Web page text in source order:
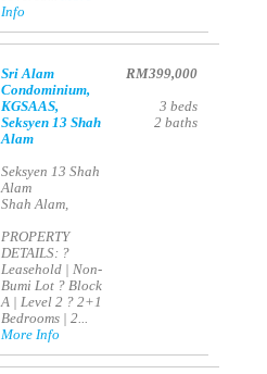
Info
Sri Alam
Condominium,
KGSAAS,
Seksyen 13 Shah
Alam
Seksyen 13 Shah
Alam
Shah Alam,
PROPERTY
DETAILS: ?
Leasehold | Non-
Bumi Lot ? Block
A | Level 2 ? 2+1
Bedrooms | 2...
More Info
RM399,000
3 beds
2 baths